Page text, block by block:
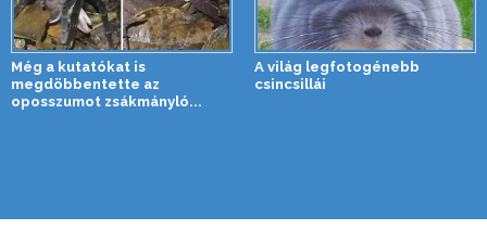
Még a kutatókat is
megdöbbentette az
oposszumot zsákmányló...
A világ legfotogénebb
csincsillái